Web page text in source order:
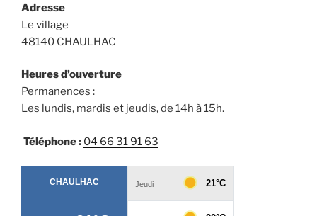
o
k
Adresse
Le village
48140 CHAULHAC
Heures d’ouverture
Permanences :
Les lundis, mardis et jeudis, de 14h à 15h.
Téléphone : 04 66 31 91 63